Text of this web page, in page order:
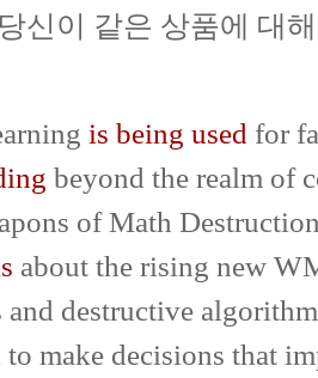
신이 같은 상품에 대
is being used for
beyond the realm of
of Math
about the rising new
and destructive
to make decisions that